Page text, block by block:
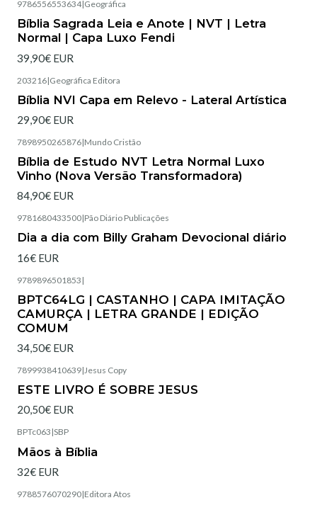
9786556553634|Geográfica
Bíblia Sagrada Leia e Anote | NVT | Letra
Normal | Capa Luxo Fendi
39,90€ EUR
203216|Geográfica Editora
Bíblia NVI Capa em Relevo - Lateral Artística
29,90€ EUR
7898950265876|Mundo Cristão
Bíblia de Estudo NVT Letra Normal Luxo
Vinho (Nova Versão Transformadora)
84,90€ EUR
9781680433500|Pão Diário Publicações
Dia a dia com Billy Graham Devocional diário
16€ EUR
9789896501853 |
BPTC64LG | CASTANHO | CAPA IMITAÇÃO
CAMURÇA | LETRA GRANDE | EDIÇÃO
COMUM
34,50€ EUR
7899938410639|Jesus Copy
ESTE LIVRO É SOBRE JESUS
20,50€ EUR
BPTc063 |SBP
Mãos à Bíblia
32€ EUR
9788576070290|Editora Atos